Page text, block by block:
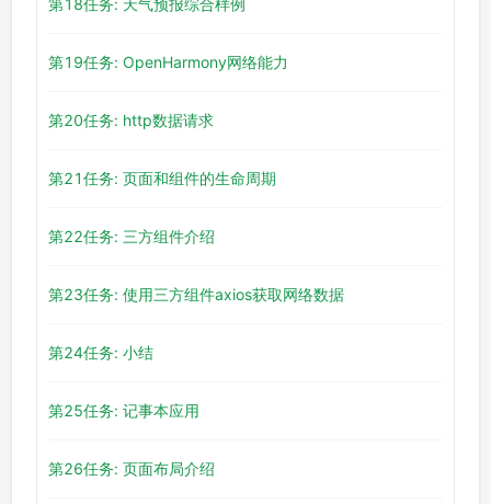
第18任务: 天气预报综合样例
第19任务: OpenHarmony网络能力
第20任务: http数据请求
第21任务: 页面和组件的生命周期
第22任务: 三方组件介绍
第23任务: 使用三方组件axios获取网络数据
第24任务: 小结
第25任务: 记事本应用
第26任务: 页面布局介绍